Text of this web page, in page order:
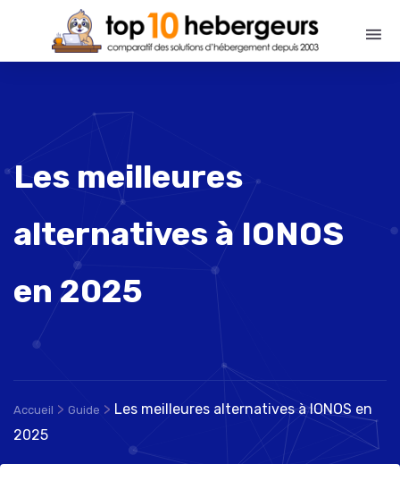
Les meilleures
alternatives à IONOS
en 2025
Accueil > Guide > Les meilleures alternatives à IONOS en
2025